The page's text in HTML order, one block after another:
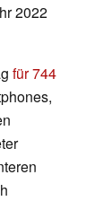
2022
für 744